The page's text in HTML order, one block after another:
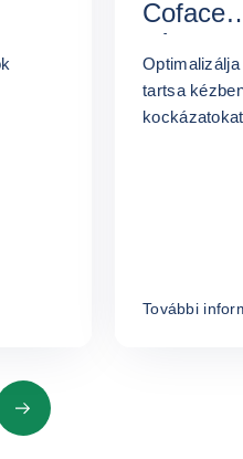
Coface
tartsa
kockázatokat
További
Következő